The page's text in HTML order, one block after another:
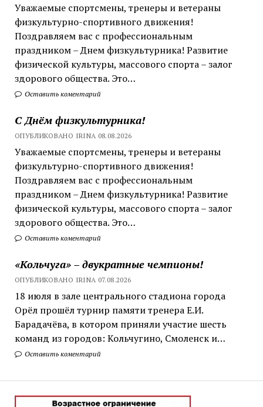
Уважаемые спортсмены, тренеры и ветераны
физкультурно-спортивного движения!
Поздравляем вас с профессиональным
праздником – Днем физкультурника! Развитие
физической культуры, массового спорта – залог
здорового общества. Это…
Оставить коментарий
С Днём физкультурника!
ОПУБЛИКОВАНО IRINA 08.08.2026
Уважаемые спортсмены, тренеры и ветераны
физкультурно-спортивного движения!
Поздравляем вас с профессиональным
праздником – Днем физкультурника! Развитие
физической культуры, массового спорта – залог
здорового общества. Это…
Оставить коментарий
«Кольчуга» – двукратные чемпионы!
ОПУБЛИКОВАНО IRINA 07.08.2026
18 июля в зале центрального стадиона города
Орёл прошёл турнир памяти тренера Е.И.
Барадачёва, в котором приняли участие шесть
команд из городов: Кольчугино, Смоленск и…
Оставить коментарий